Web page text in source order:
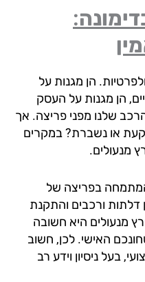
הן מגנות על
מגנות על העסק
שלנו מפני פריצה. אך
נשברת? במקרים
בפריצה של
ורכבים והתקנת
היא חשובה
האישי. לכן, חשוב
ניסיון וידע רב